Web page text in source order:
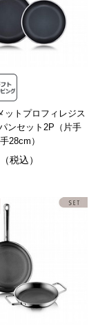
ットプロフィレジス
ンセット2P（片手
28cm）
税込）